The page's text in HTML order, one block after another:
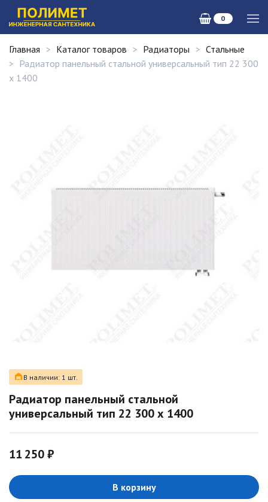
0
Главная Каталог товаров Радиаторы
Стальные
Радиатор панельный стальной универсальный тип 22 300
х 1400
В наличии: 1 шт.
Радиатор панельный стальной
универсальный тип 22 300 х 1400
11 250 ₽
В корзину